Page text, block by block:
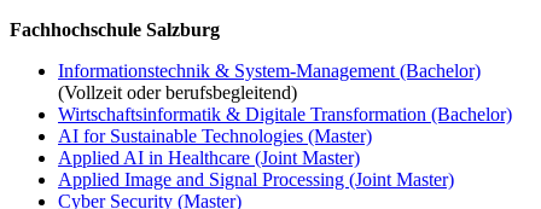
Fachhochschule Salzburg
Informationstechnik & System-Management (Bachelor)
(Vollzeit oder berufsbegleitend)
Wirtschaftsinformatik & Digitale Transformation (Bachelor)
AI for Sustainable Technologies (Master)
Applied AI in Healthcare (Joint Master)
Applied Image and Signal Processing (Joint Master)
Cyber Security (Master)